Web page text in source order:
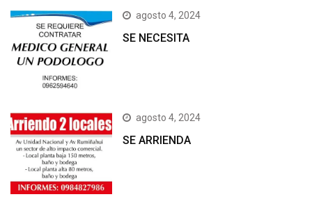
agosto 4, 2024
SE NECESITA
agosto 4, 2024
SE ARRIENDA